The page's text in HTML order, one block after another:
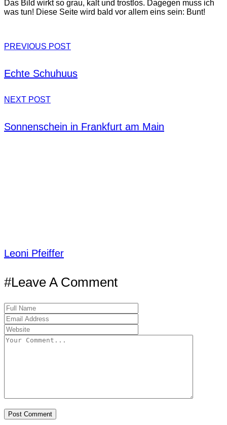
Das Bild wirkt so grau, kalt und trostlos. Dagegen muss ich
was tun! Diese Seite wird bald vor allem eins sein: Bunt!
PREVIOUS POST
Echte Schuhuus
NEXT POST
Sonnenschein in Frankfurt am Main
Leoni Pfeiffer
#Leave A Comment